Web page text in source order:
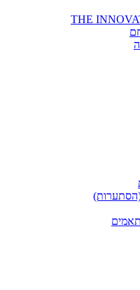
THE
(הסתערות)